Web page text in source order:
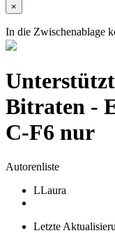
×
In die Zwischenablage
Bitraten -
C-F6 nur
Autorenliste
LLaura
Letzte